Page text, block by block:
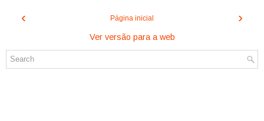
‹ ›
Página inicial
Ver versão para a web